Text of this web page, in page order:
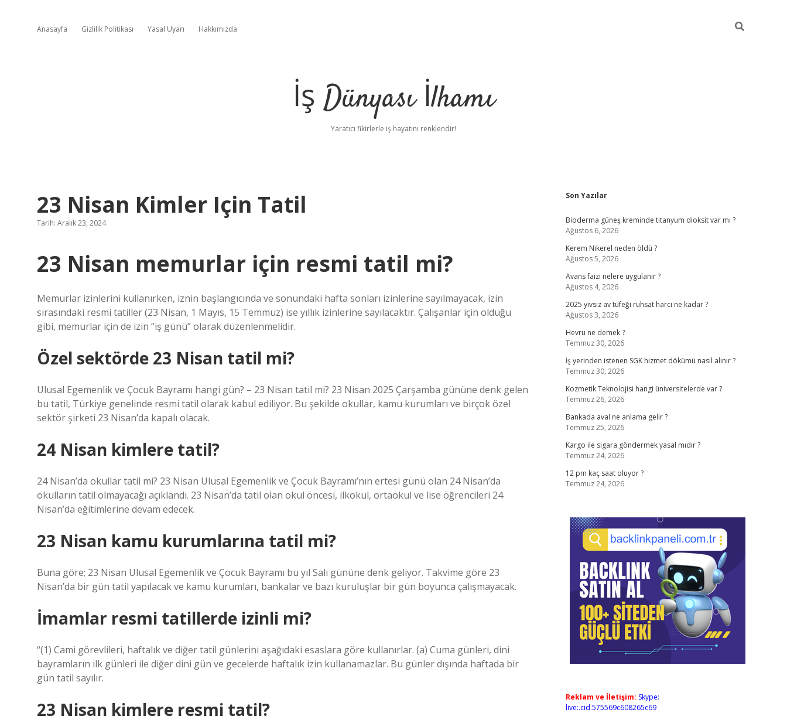
Anasayfa Gizlilik Politikası Yasal Uyarı Hakkımızda
İş Dünyası İlhamı
Yaratıcı fikirlerle iş hayatını renklendir!
23 Nisan Kimler Için Tatil
Tarih: Aralık 23, 2024
23 Nisan memurlar için resmi tatil mi?
Memurlar izinlerini kullanırken, iznin başlangıcında ve sonundaki hafta sonları izinlerine sayılmayacak, izin
sırasındaki resmi tatiller (23 Nisan, 1 Mayıs, 15 Temmuz) ise yıllık izinlerine sayılacaktır. Çalışanlar için olduğu
gibi, memurlar için de izin “iş günü” olarak düzenlenmelidir.
Özel sektörde 23 Nisan tatil mi?
Ulusal Egemenlik ve Çocuk Bayramı hangi gün? – 23 Nisan tatil mi? 23 Nisan 2025 Çarşamba gününe denk gelen
bu tatil, Türkiye genelinde resmi tatil olarak kabul ediliyor. Bu şekilde okullar, kamu kurumları ve birçok özel
sektör şirketi 23 Nisan’da kapalı olacak.
24 Nisan kimlere tatil?
24 Nisan’da okullar tatil mi? 23 Nisan Ulusal Egemenlik ve Çocuk Bayramı’nın ertesi günü olan 24 Nisan’da
okulların tatil olmayacağı açıklandı. 23 Nisan’da tatil olan okul öncesi, ilkokul, ortaokul ve lise öğrencileri 24
Nisan’da eğitimlerine devam edecek.
23 Nisan kamu kurumlarına tatil mi?
Buna göre; 23 Nisan Ulusal Egemenlik ve Çocuk Bayramı bu yıl Salı gününe denk geliyor. Takvime göre 23
Nisan’da bir gün tatil yapılacak ve kamu kurumları, bankalar ve bazı kuruluşlar bir gün boyunca çalışmayacak.
İmamlar resmi tatillerde izinli mi?
“(1) Cami görevlileri, haftalık ve diğer tatil günlerini aşağıdaki esaslara göre kullanırlar. (a) Cuma günleri, dini
bayramların ilk günleri ile diğer dini gün ve gecelerde haftalık izin kullanamazlar. Bu günler dışında haftada bir
gün tatil sayılır.
23 Nisan kimlere resmi tatil?
Sidebar
Son Yazılar
Bioderma güneş kreminde titanyum dioksit var mı ?
Ağustos 6, 2026
Kerem Nikerel neden öldü ?
Ağustos 5, 2026
Avans faizi nelere uygulanır ?
Ağustos 4, 2026
2025 yivsiz av tüfeği ruhsat harcı ne kadar ?
Ağustos 3, 2026
Hevrü ne demek ?
Temmuz 30, 2026
İş yerinden istenen SGK hizmet dökümü nasıl alınır ?
Temmuz 30, 2026
Kozmetik Teknolojisi hangi üniversitelerde var ?
Temmuz 26, 2026
Bankada aval ne anlama gelir ?
Temmuz 25, 2026
Kargo ile sigara göndermek yasal mıdır ?
Temmuz 24, 2026
12 pm kaç saat oluyor ?
Temmuz 24, 2026
Reklam ve İletişim: Skype:
live:.cid.575569c608265c69